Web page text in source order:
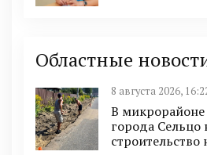
Областные
8 августа 2026,
В
города Сельцо
строительство